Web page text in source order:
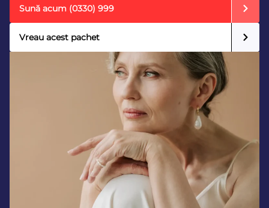
Sună acum (0330) 999
Vreau acest pachet